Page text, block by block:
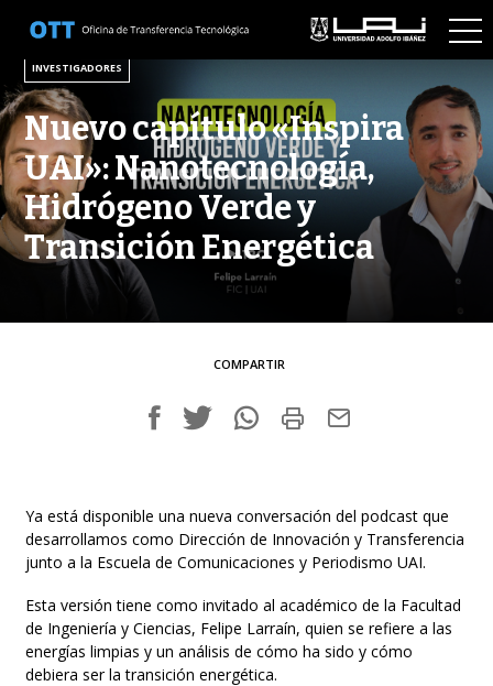
16 DE SEPTIEMBRE DE 2025
INVESTIGADORES
Nuevo capítulo «Inspira
UAI»: Nanotecnología,
Hidrógeno Verde y
Transición Energética
COMPARTIR
Ya está disponible una nueva conversación del podcast que
desarrollamos como Dirección de Innovación y Transferencia
junto a la Escuela de Comunicaciones y Periodismo UAI.
Esta versión tiene como invitado al académico de la Facultad
de Ingeniería y Ciencias, Felipe Larraín, quien se refiere a las
energías limpias y un análisis de cómo ha sido y cómo
debiera ser la transición energética.